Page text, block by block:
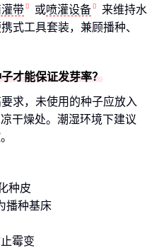
带 或喷灌设备
来维持水
式工具套装，兼顾播种、
才能保证发芽率？
求，未使用的种子应放入
干燥处。潮湿环境下建议
种皮
播种基床
霉变